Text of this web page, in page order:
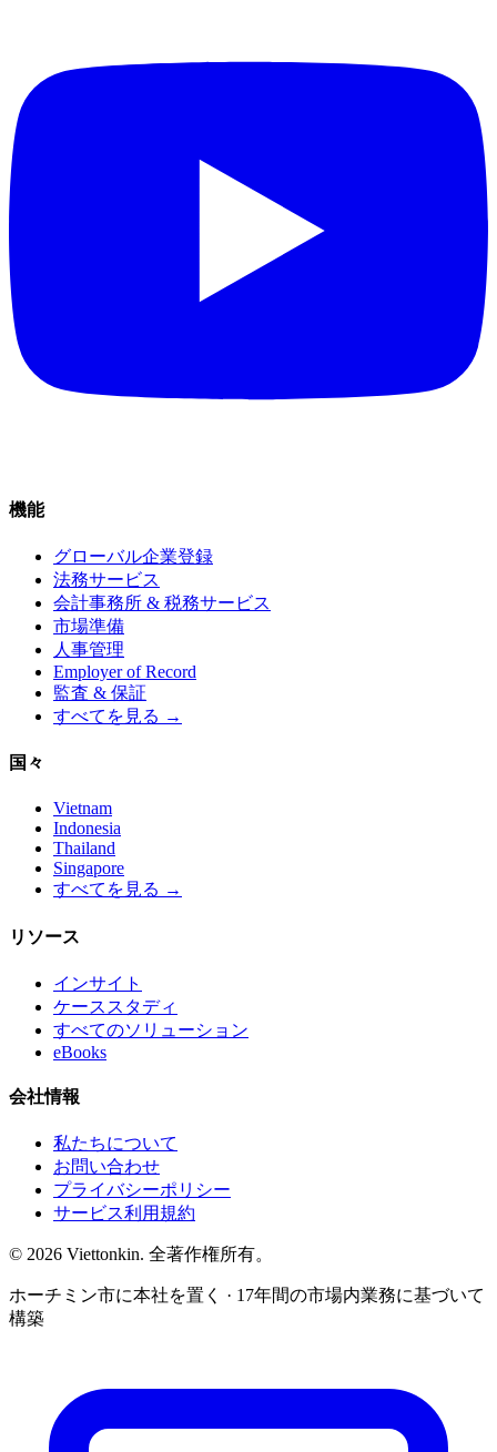
機能
グローバル企業登録
法務サービス
会計事務所 & 税務サービス
市場準備
人事管理
Employer of Record
監査 & 保証
すべてを見る →
国々
Vietnam
Indonesia
Thailand
Singapore
すべてを見る →
リソース
インサイト
ケーススタディ
すべてのソリューション
eBooks
会社情報
私たちについて
お問い合わせ
プライバシーポリシー
サービス利用規約
© 2026 Viettonkin. 全著作権所有。
ホーチミン市に本社を置く · 17年間の市場内業務に基づいて
構築